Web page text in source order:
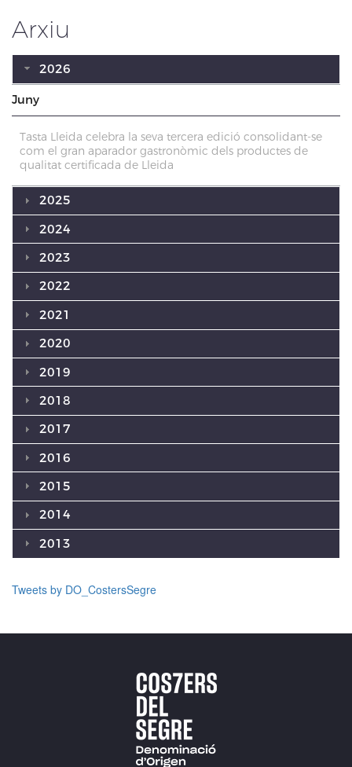
Arxiu
2026
Juny
Tasta Lleida celebra la seva tercera edició consolidant-se
com el gran aparador gastronòmic dels productes de
qualitat certificada de Lleida
2025
2024
2023
2022
2021
2020
2019
2018
2017
2016
2015
2014
2013
Tweets by DO_CostersSegre